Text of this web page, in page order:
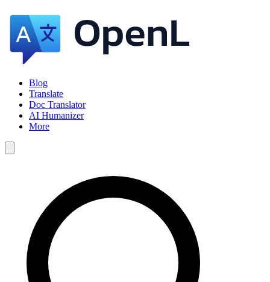
Blog
Translate
Doc Translator
AI Humanizer
More